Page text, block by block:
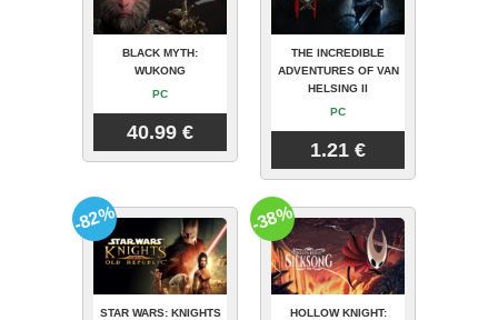
BLACK MYTH:
WUKONG
PC
40.99 €
THE INCREDIBLE
ADVENTURES OF VAN
HELSING II
PC
1.21 €
STAR WARS: KNIGHTS
-82%
HOLLOW KNIGHT:
-38%